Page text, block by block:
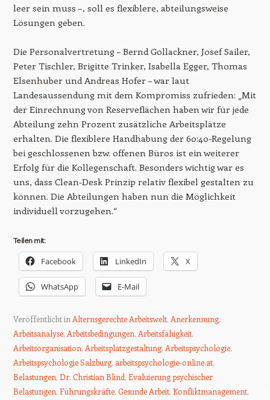
leer sein muss –, soll es flexiblere, abteilungsweise
Lösungen geben.
Die Personalvertretung – Bernd Gollackner, Josef Sailer,
Peter Tischler, Brigitte Trinker, Isabella Egger, Thomas
Elsenhuber und Andreas Hofer – war laut
Landesaussendung mit dem Kompromiss zufrieden: „Mit
der Einrechnung von Reserveflächen haben wir für jede
Abteilung zehn Prozent zusätzliche Arbeitsplätze
erhalten. Die flexiblere Handhabung der 60:40-Regelung
bei geschlossenen bzw. offenen Büros ist ein weiterer
Erfolg für die Kollegenschaft. Besonders wichtig war es
uns, dass Clean-Desk Prinzip relativ flexibel gestalten zu
können. Die Abteilungen haben nun die Möglichkeit
individuell vorzugehen.“
Teilen mit:
Facebook LinkedIn X
WhatsApp E-Mail
Veröffentlicht in Alternsgerechte Arbeitswelt, Anerkennung,
Arbeitsanalyse, Arbeitsbedingungen, Arbeitsfähigkeit,
Arbeitsorganisation, Arbeitsplatzgestaltung, Arbeitspsychologie,
Arbeitspsychologie Salzburg, arbeitspsychologie-online.at,
Belastungen, Dr. Christian Blind, Evaluierung psychischer
Belastungen, Führungskräfte, Gesunde Arbeit, Konfliktmanagement,